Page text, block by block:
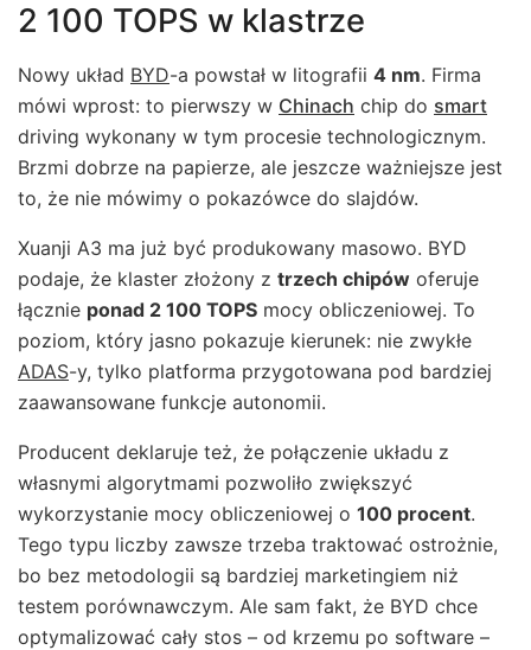
2 100 TOPS w klastrze
Nowy układ BYD-a powstał w litografii 4 nm. Firma
mówi wprost: to pierwszy w Chinach chip do smart
driving wykonany w tym procesie technologicznym.
Brzmi dobrze na papierze, ale jeszcze ważniejsze jest
to, że nie mówimy o pokazówce do slajdów.
Xuanji A3 ma już być produkowany masowo. BYD
podaje, że klaster złożony z trzech chipów oferuje
łącznie ponad 2 100 TOPS mocy obliczeniowej. To
poziom, który jasno pokazuje kierunek: nie zwykłe
ADAS-y, tylko platforma przygotowana pod bardziej
zaawansowane funkcje autonomii.
Producent deklaruje też, że połączenie układu z
własnymi algorytmami pozwoliło zwiększyć
wykorzystanie mocy obliczeniowej o 100 procent.
Tego typu liczby zawsze trzeba traktować ostrożnie,
bo bez metodologii są bardziej marketingiem niż
testem porównawczym. Ale sam fakt, że BYD chce
optymalizować cały stos – od krzemu po software –